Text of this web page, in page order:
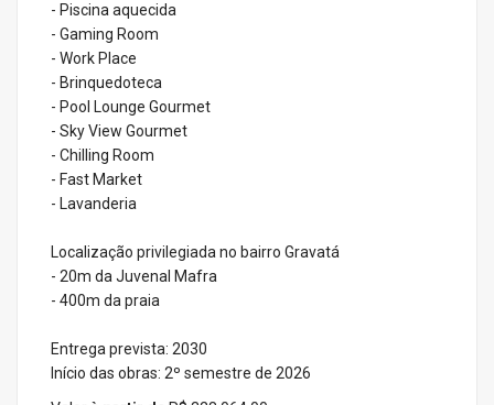
- Piscina aquecida
- Gaming Room
- Work Place
- Brinquedoteca
- Pool Lounge Gourmet
- Sky View Gourmet
- Chilling Room
- Fast Market
- Lavanderia
Localização privilegiada no bairro Gravatá
- 20m da Juvenal Mafra
- 400m da praia
Entrega prevista: 2030
Início das obras: 2º semestre de 2026